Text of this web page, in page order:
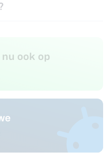
ook op